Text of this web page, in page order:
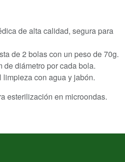
de alta calidad, segura para
de 2 bolas con un peso de 70g.
de diámetro por cada bola.
limpieza con agua y jabón.
esterilización en microondas.